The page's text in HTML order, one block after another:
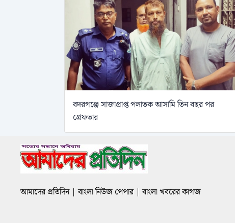
বদরগঞ্জে সাজাপ্রাপ্ত পলাতক আসামি তিন বছর পর
গ্রেফতার
আমাদের প্রতিদিন | বাংলা নিউজ পেপার | বাংলা খবরের কাগজ